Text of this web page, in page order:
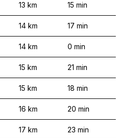
13 km 15 min
14 km 17 min
14 km 0 min
15 km 21 min
15 km 18 min
16 km 20 min
17 km 23 min